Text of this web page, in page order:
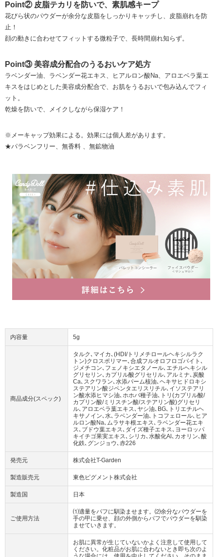
Point② 皮脂テカリを防いで、素肌感キープ
花びら状のパウダーが余分な皮脂をしっかりキャッチし、皮脂崩れを防
止！
顔の動きに合わせてフィットする微粒子で、長時間崩れ知らず。
Point③ 美容成分配合のうるおいケア処方
ラベンダー油、ラベンダー花エキス、ヒアルロン酸Na、アロエベラ葉エ
キスをはじめとした美容成分配合で、お肌をうるおいで包み込んでフィ
ット。
乾燥を防いで、メイクしながら保湿ケア！
※メーキャップ効果による。効果には個人差があります。
★パラベンフリー、無香料 、無鉱物油
内容量 5g
商品成分(スペック)
タルク､マイカ､(HDI/トリメチロールヘキシルラク
トン)クロスポリマー､合成フルオロフロゴパイト､
ジメチコン､フェノキシエタノール､エチルヘキシル
グリセリン､カプリル酸グリセリル､アルミナ､炭酸
Ca､スクワラン､水添パーム核油､ヘキサヒドロキシ
ステアリン酸ジペンタエリスリチル､イソステアリ
ン酸水添ヒマシ油､ホホバ種子油､トリ(カプリル酸/
カプリン酸/ミリスチン酸/ステアリン酸)グリセリ
ル､アロエベラ葉エキス､ヤシ油､BG､トリエチルヘ
キサノイン､水､ラベンダー油､トコフェロール､ヒア
ルロン酸Na､ムラサキ根エキス､ラベンダー花エキ
ス､ブドウ葉エキス､ダイズ種子エキス､ヨーロッパ
キイチゴ果実エキス､シリカ､水酸化Al､カオリン､酸
化鉄､グンジョウ､赤226
発売元 株式会社T-Garden
製造販売元 東色ピグメント株式会社
製造国 日本
ご使用方法
⑴適量をパフに馴染ませます。⑵余分なパウダーを
手の甲に乗せ、顔の外側からパフでパウダーを馴染
ませていきます。
お肌に異常が生じていないかよく注意して使用して
ください。化粧品がお肌に合わないとき即ち次のよ